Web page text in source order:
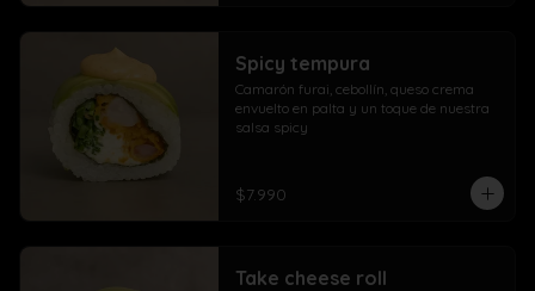
Spicy tempura
Camarón furai, cebollín, queso crema
envuelto en palta y un toque de nuestra
salsa spicy
$7.990
Take cheese roll